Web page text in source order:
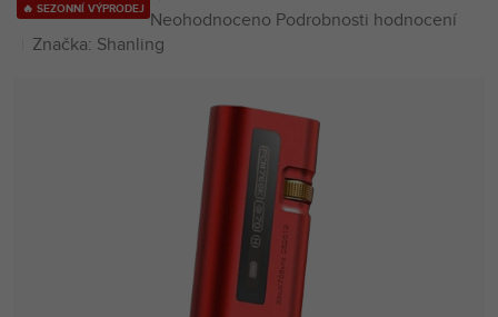
🔥 SEZONNÍ VÝPRODEJ Průměrné
hodnocení
hvězdiček.
Neohodnoceno Podrobnosti hodnocení
Značka: Shanling